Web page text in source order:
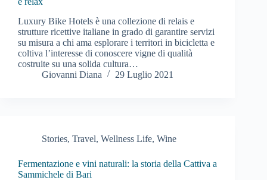
Luxury Bike Hotels è una collezione di relais e
strutture ricettive italiane in grado di garantire servizi
su misura a chi ama esplorare i territori in bicicletta e
coltiva l’interesse di conoscere vigne di qualità
costruite su una solida cultura…
Giovanni Diana
29 Luglio 2021
Stories, Travel, Wellness Life, Wine
Fermentazione e vini naturali: la storia della Cattiva a
Sammichele di Bari